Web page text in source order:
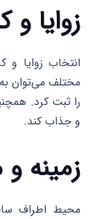
زوایا و
انتخاب زوایا و
مختلف می‌توان
را ثبت کرد.
و جذاب کند.
زمینه
محیط اطراف